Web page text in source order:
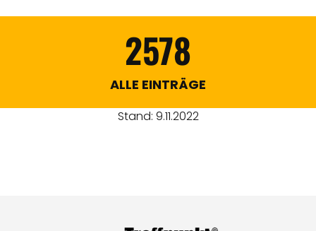
2578
ALLE EINTRÄGE
Stand: 9.11.2022